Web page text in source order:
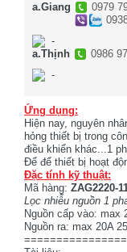
a.Giang
0979
-
a.Thịnh
0986
-
Ứng dụng:
Hiện nay, nguyên
hỏng thiết bị trong
điều khiển khác...1
Để để thiết bị hoạt
Đặc tính kỹ thuật:
Mã hàng: ZAG2220-
Lọc nhiễu nguồn 1
Nguồn cấp vào: max
Nguồn ra: max 20A